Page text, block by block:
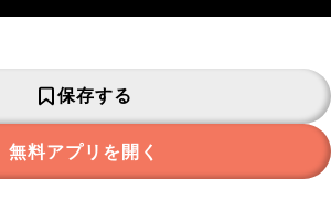
保存する
無料アプリを開く